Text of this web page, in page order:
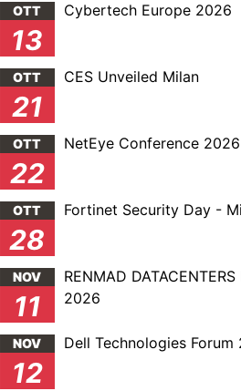
OTT
13
Cybertech Europe 2026
OTT
21
CES Unveiled Milan
OTT
22
NetEye Conference 2026
OTT
28
Fortinet Security Day -
NOV
11
RENMAD DATACENTERS
2026
NOV
12
Dell Technologies Forum